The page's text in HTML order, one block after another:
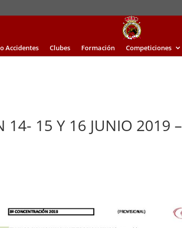
Accidentes Clubes Formación Competiciones
14- 15 Y 16 JUNIO 2019 –